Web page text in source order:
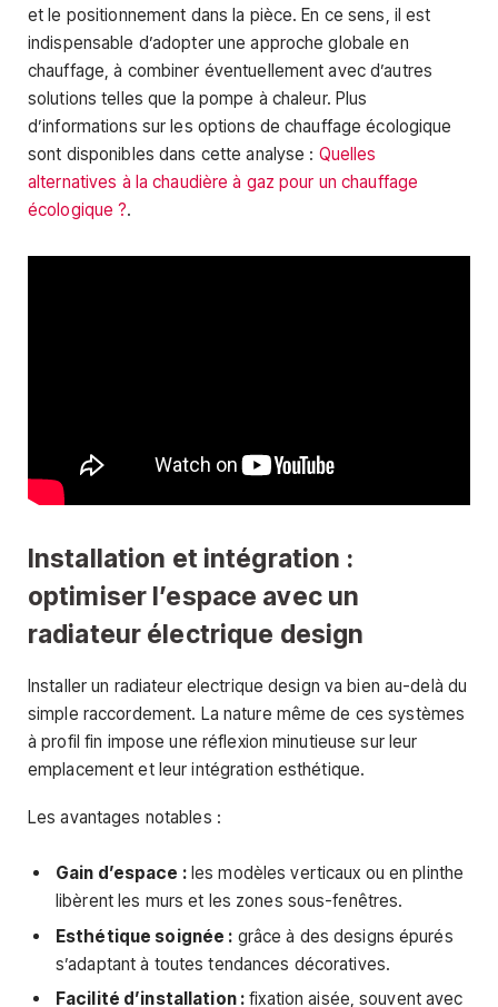
et le positionnement dans la pièce. En ce sens, il est
indispensable d’adopter une approche globale en
chauffage, à combiner éventuellement avec d’autres
solutions telles que la pompe à chaleur. Plus
d’informations sur les options de chauffage écologique
sont disponibles dans cette analyse : Quelles
alternatives à la chaudière à gaz pour un chauffage
écologique ?.
Installation et intégration :
optimiser l’espace avec un
radiateur électrique design
Installer un radiateur electrique design va bien au-delà du
simple raccordement. La nature même de ces systèmes
à profil fin impose une réflexion minutieuse sur leur
emplacement et leur intégration esthétique.
Les avantages notables :
Gain d’espace :les modèles verticaux ou en plinthe
libèrent les murs et les zones sous-fenêtres.
Esthétique soignée : grâce à des designs épurés
s’adaptant à toutes tendances décoratives.
Facilité d’installation : fixation aisée, souvent avec